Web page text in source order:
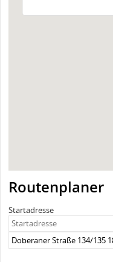
Routenplaner
Startadresse